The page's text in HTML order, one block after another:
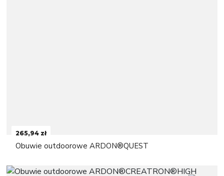
265,94 zł
Obuwie outdoorowe ARDON®QUEST